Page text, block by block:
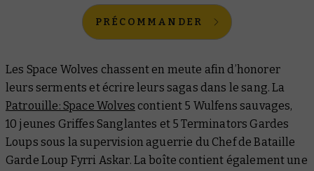
PRÉCOMMANDER
Les Space Wolves chassent en meute afin d’honorer
leurs serments et écrire leurs sagas dans le sang. La
Patrouille: Space Wolves contient 5 Wulfens sauvages,
10 jeunes Griffes Sanglantes et 5 Terminators Gardes
Loups sous la supervision aguerrie du Chef de Bataille
Garde Loup Fyrri Askar. La boîte contient également une